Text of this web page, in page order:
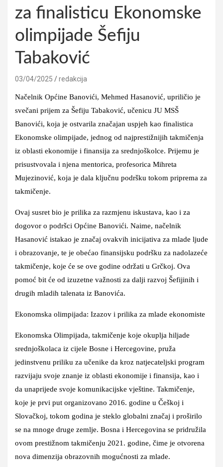
za finalisticu Ekonomske
olimpijade Šefiju
Tabaković
03/04/2025 redakcija
Načelnik Općine Banovići, Mehmed Hasanović, upriličio je
svečani prijem za Šefiju Tabaković, učenicu JU MSŠ
Banovići, koja je ostvarila značajan uspjeh kao finalistica
Ekonomske olimpijade, jednog od najprestižnijih takmičenja
iz oblasti ekonomije i finansija za srednjoškolce. Prijemu je
prisustvovala i njena mentorica, profesorica Mihreta
Mujezinović, koja je dala ključnu podršku tokom priprema za
takmičenje.
Ovaj susret bio je prilika za razmjenu iskustava, kao i za
dogovor o podršci Općine Banovići. Naime, načelnik
Hasanović istakao je značaj ovakvih inicijativa za mlade ljude
i obrazovanje, te je obećao finansijsku podršku za nadolazeće
takmičenje, koje će se ove godine održati u Grčkoj. Ova
pomoć bit će od izuzetne važnosti za dalji razvoj Šefijinih i
drugih mladih talenata iz Banovića.
Ekonomska olimpijada: Izazov i prilika za mlade ekonomiste
Ekonomska Olimpijada, takmičenje koje okuplja hiljade
srednjoškolaca iz cijele Bosne i Hercegovine, pruža
jedinstvenu priliku za učenike da kroz natjecateljski program
razvijaju svoje znanje iz oblasti ekonomije i finansija, kao i
da unaprijede svoje komunikacijske vještine. Takmičenje,
koje je prvi put organizovano 2016. godine u Češkoj i
Slovačkoj, tokom godina je steklo globalni značaj i proširilo
se na mnoge druge zemlje. Bosna i Hercegovina se pridružila
ovom prestižnom takmičenju 2021. godine, čime je otvorena
nova dimenzija obrazovnih mogućnosti za mlade.